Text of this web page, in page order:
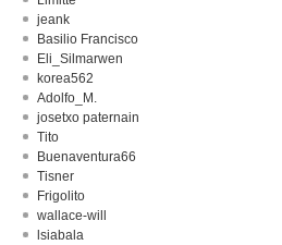
jeank
Basilio Francisco
Eli_Silmarwen
korea562
Adolfo_M.
josetxo paternain
Tito
Buenaventura66
Tisner
Frigolito
wallace-will
lsiabala